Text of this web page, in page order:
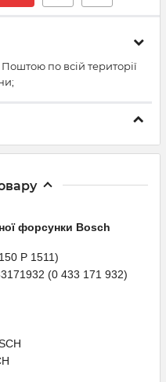
по всій території
форсунки Bosсh
P 1511)
(0 433 171 932)